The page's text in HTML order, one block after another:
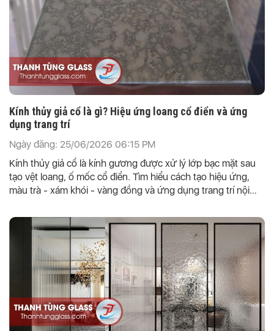
Kính thủy giả cổ là gì? Hiệu ứng loang cổ điển và ứng
dụng trang trí
Ngày đăng: 25/06/2026 06:15 PM
Kính thủy giả cổ là kính gương được xử lý lớp bạc mặt sau
tạo vệt loang, ố mốc cổ điển. Tìm hiểu cách tạo hiệu ứng,
màu trà - xám khói - vàng đồng và ứng dụng trang trí nội